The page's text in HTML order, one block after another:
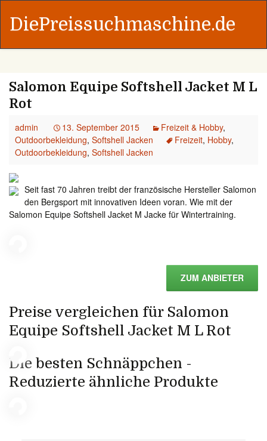
DiePreissuchmaschine.de
Salomon Equipe Softshell Jacket M L
Rot
admin 13. September 2015 Freizeit & Hobby,
Outdoorbekleidung, Softshell Jacken Freizeit, Hobby,
Outdoorbekleidung, Softshell Jacken
Seit fast 70 Jahren treibt der französische Hersteller Salomon
den Bergsport mit innovativen Ideen voran. Wie mit der
Salomon Equipe Softshell Jacket M Jacke für Wintertraining.
ZUM ANBIETER
Preise vergleichen für Salomon
Equipe Softshell Jacket M L Rot
Die besten Schnäppchen -
Reduzierte ähnliche Produkte